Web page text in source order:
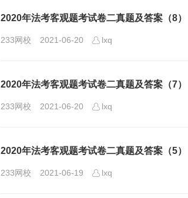
2020年法考客观题考试卷二真题及答案（8）
233网校 2021-06-20 lxq
2020年法考客观题考试卷二真题及答案（7）
233网校 2021-06-20 lxq
2020年法考客观题考试卷二真题及答案（5）
233网校 2021-06-19 lxq